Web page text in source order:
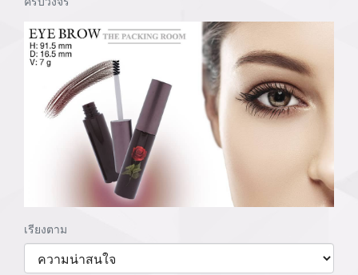
เรียงตาม